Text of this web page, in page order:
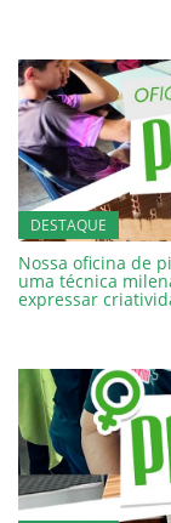
DESTAQUE
Nossa oficina de
uma técnica
expressar